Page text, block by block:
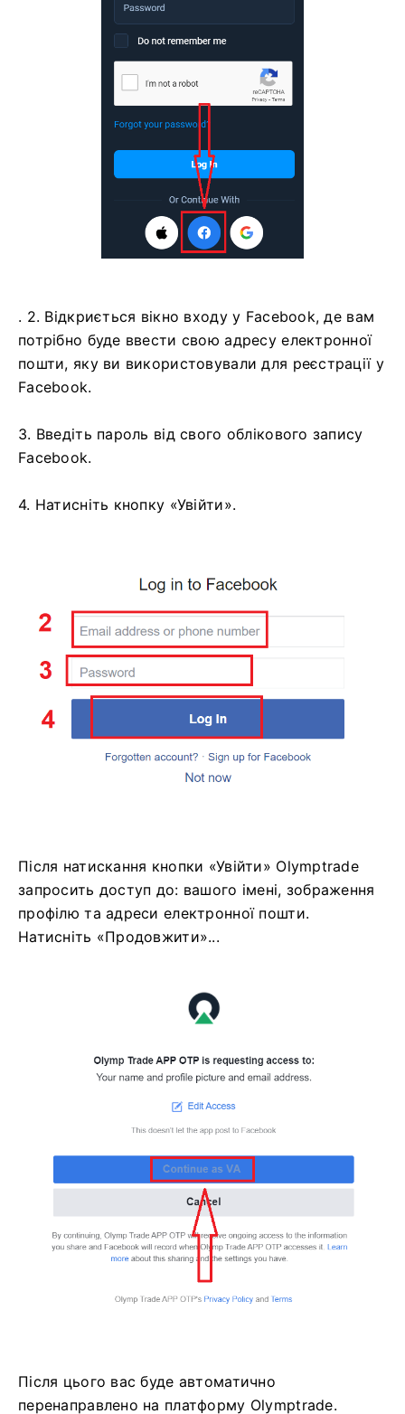
. 2. Відкриється вікно входу у Facebook, де вам
потрібно буде ввести свою адресу електронної
пошти, яку ви використовували для реєстрації у
Facebook.
3. Введіть пароль від свого облікового запису
Facebook.
4. Натисніть кнопку «Увійти».
Після натискання кнопки «Увійти» Olymptrade
запросить доступ до: вашого імені, зображення
профілю та адреси електронної пошти.
Натисніть «Продовжити»...
Після цього вас буде автоматично
перенаправлено на платформу Olymptrade.